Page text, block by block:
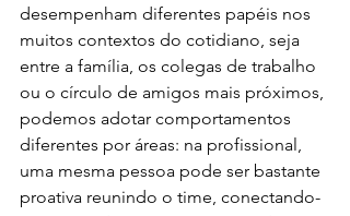
desempenham diferentes papéis nos
muitos contextos do cotidiano, seja
entre a família, os colegas de trabalho
ou o círculo de amigos mais próximos,
podemos adotar comportamentos
diferentes por áreas: na profissional,
uma mesma pessoa pode ser bastante
proativa reunindo o time, conectando-